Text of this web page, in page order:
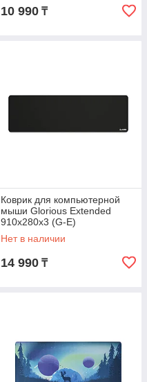
10 990 ₸
Коврик для компьютерной
мыши Glorious Extended
910x280x3 (G-E)
Нет в наличии
14 990 ₸